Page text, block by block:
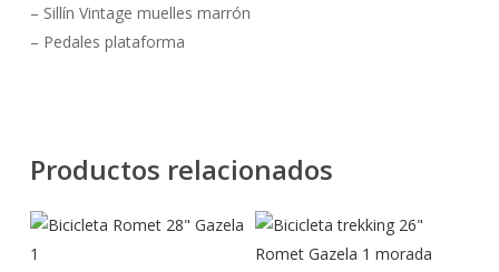
– Sillín Vintage muelles marrón
– Pedales plataforma
Productos relacionados